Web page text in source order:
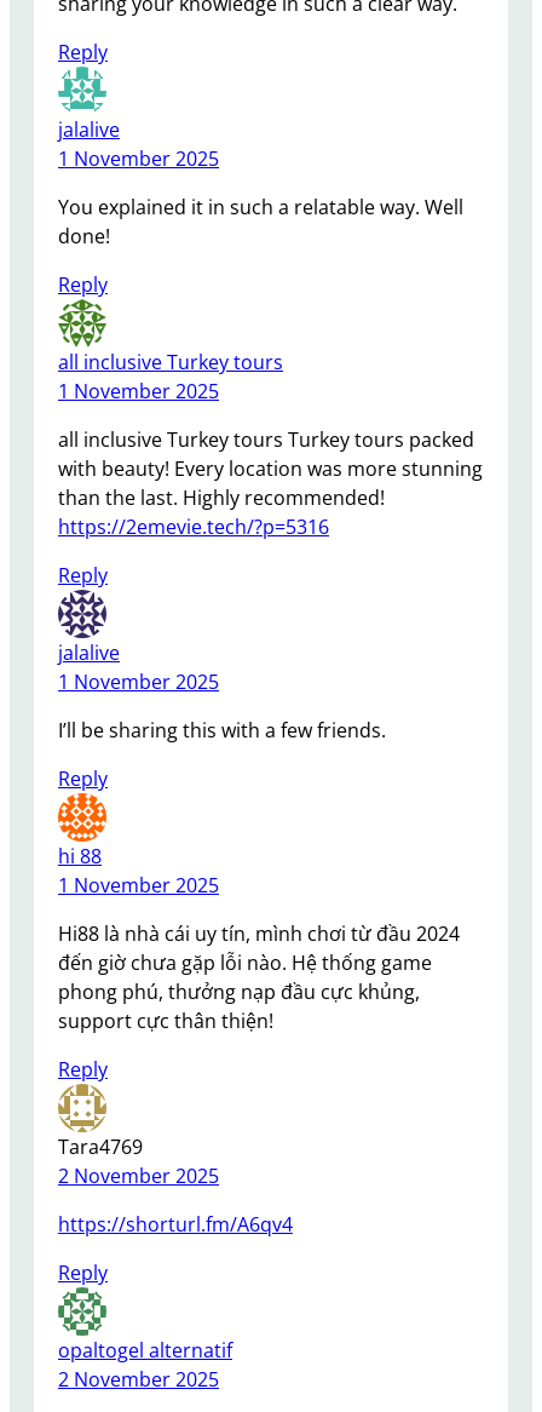
Reply
jalalive
1 November 2025
You explained it in such a relatable way. Well
done!
Reply
all inclusive Turkey tours
1 November 2025
all inclusive Turkey tours Turkey tours packed
with beauty! Every location was more stunning
than the last. Highly recommended!
https://2emevie.tech/?p=5316
Reply
jalalive
1 November 2025
I’ll be sharing this with a few friends.
Reply
hi 88
1 November 2025
Hi88 là nhà cái uy tín, mình chơi từ đầu 2024
đến giờ chưa gặp lỗi nào. Hệ thống game
phong phú, thưởng nạp đầu cực khủng,
support cực thân thiện!
Reply
Tara4769
2 November 2025
https://shorturl.fm/A6qv4
Reply
opaltogel alternatif
2 November 2025